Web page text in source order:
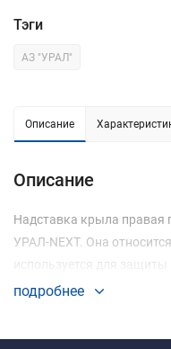
Тэги
АЗ "УРАЛ"
Описание
Описание
Надставка крыла правая
УРАЛ-NEXT. Она
используется для
подробнее